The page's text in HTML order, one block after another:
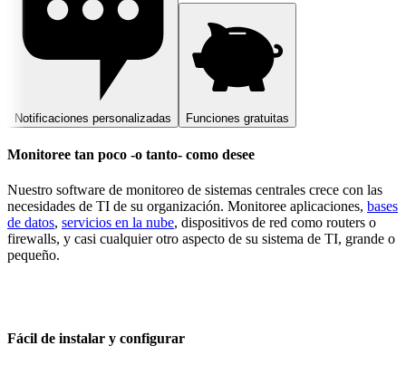
Notificaciones personalizadas Funciones gratuitas
Monitoree tan poco -o tanto- como desee
Nuestro software de monitoreo de sistemas centrales crece con las
necesidades de TI de su organización. Monitoree aplicaciones, bases
de datos, servicios en la nube, dispositivos de red como routers o
firewalls, y casi cualquier otro aspecto de su sistema de TI, grande o
pequeño.
Fácil de instalar y configurar